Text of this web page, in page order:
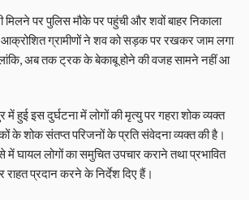
मिलने पर पुलिस मौके पर पहुंची और शवों बाहर निकाला
आक्रोशित ग्रामीणों ने शव को सड़क पर रखकर जाम लगा
अब तक ट्रक के बेकाबू होने की वजह सामने नहीं आ
में हुई इस दुर्घटना में लोगों की मृत्यु पर गहरा शोक व्यक्त
के शोक संतप्त परिजनों के प्रति संवेदना व्यक्त की है।
में घायल लोगों का समुचित उपचार कराने तथा प्रभावित
प्रदान करने के निर्देश दिए हैं।